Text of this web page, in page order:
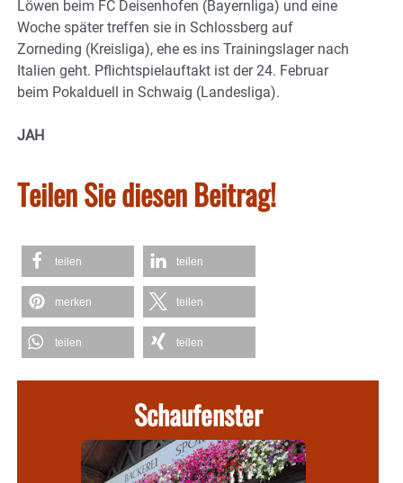
Löwen beim FC Deisenhofen (Bayernliga) und eine
Woche später treffen sie in Schlossberg auf
Zorneding (Kreisliga), ehe es ins Trainingslager nach
Italien geht. Pflichtspielauftakt ist der 24. Februar
beim Pokalduell in Schwaig (Landesliga).
JAH
Teilen Sie diesen Beitrag!
teilen teilen
merken teilen
teilen teilen
Schaufenster